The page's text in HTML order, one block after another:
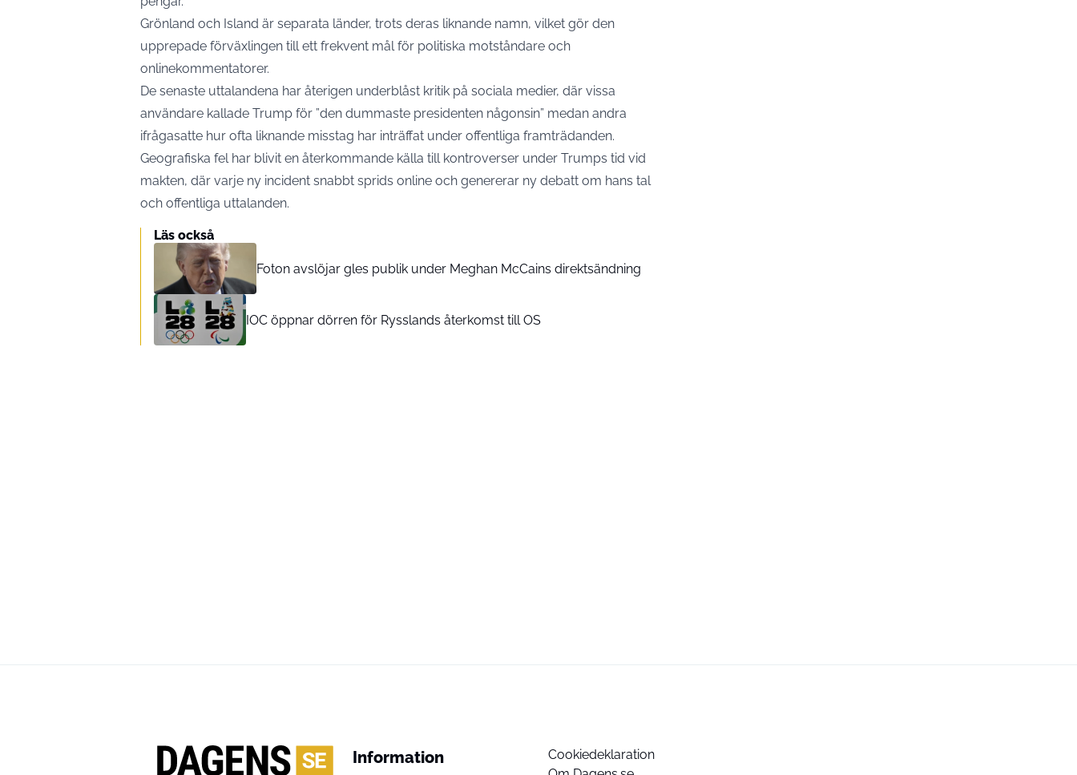
Grönland och Island är separata länder, trots deras liknande namn, vilket gör den
upprepade förväxlingen till ett frekvent mål för politiska motståndare och
onlinekommentatorer.
De senaste uttalandena har återigen underblåst kritik på sociala medier, där vissa
användare kallade Trump för ”den dummaste presidenten någonsin” medan andra
ifrågasatte hur ofta liknande misstag har inträffat under offentliga framträdanden.
Geografiska fel har blivit en återkommande källa till kontroverser under Trumps tid vid
makten, där varje ny incident snabbt sprids online och genererar ny debatt om hans tal
och offentliga uttalanden.
Läs också
Foton avslöjar gles publik under Meghan McCains direktsändning
IOC öppnar dörren för Rysslands återkomst till OS
Information
Cookiedeklaration